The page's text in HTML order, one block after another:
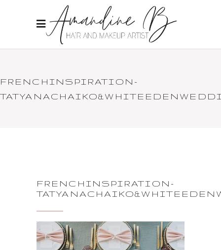
FRENCHINSPIRATION-
FRENCHINSPIRATION-